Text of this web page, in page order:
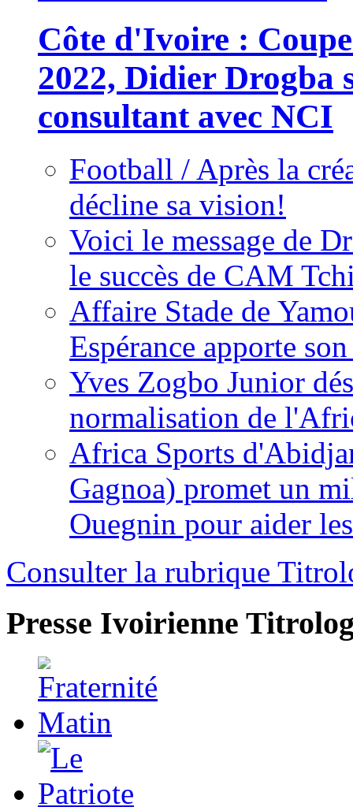
Côte d'Ivoire :
2022, Didier Drogba
consultant avec NCI
Football / Après la
décline sa vision!
Voici le message de
le succès de CAM
Affaire Stade de
Espérance apporte
Yves Zogbo Junior
normalisation de
Africa Sports
Gagnoa) promet un
Ouegnin pour aider
Consulter la rubrique
Presse Ivoirienne